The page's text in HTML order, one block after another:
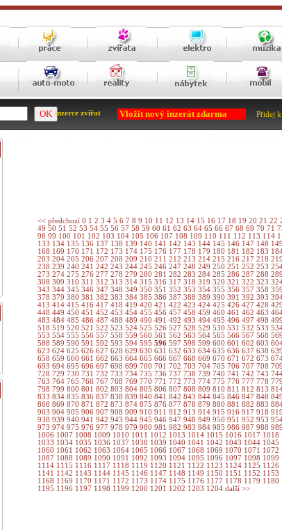
inzerce zvířat Vložit nový inzerát zdarma Přidej
<< předchozí 0 1 2 3 4 5 6 7 8 9 10 11 12 13 14 15 16 17 18 19 20 21 22
49 50 51 52 53 54 55 56 57 58 59 60 61 62 63 64 65 66 67 68 69 70 71
98 99 100 101 102 103 104 105 106 107 108 109 110 111 112 113 114
133 134 135 136 137 138 139 140 141 142 143 144 145 146 147 148 149
168 169 170 171 172 173 174 175 176 177 178 179 180 181 182 183
203 204 205 206 207 208 209 210 211 212 213 214 215 216 217 218 219
238 239 240 241 242 243 244 245 246 247 248 249 250 251 252 253
273 274 275 276 277 278 279 280 281 282 283 284 285 286 287 288 289
308 309 310 311 312 313 314 315 316 317 318 319 320 321 322 323
343 344 345 346 347 348 349 350 351 352 353 354 355 356 357 358 359
378 379 380 381 382 383 384 385 386 387 388 389 390 391 392 393
413 414 415 416 417 418 419 420 421 422 423 424 425 426 427 428 429
448 449 450 451 452 453 454 455 456 457 458 459 460 461 462 463
483 484 485 486 487 488 489 490 491 492 493 494 495 496 497 498 499
518 519 520 521 522 523 524 525 526 527 528 529 530 531 532 533
553 554 555 556 557 558 559 560 561 562 563 564 565 566 567 568 569
588 589 590 591 592 593 594 595 596 597 598 599 600 601 602 603
623 624 625 626 627 628 629 630 631 632 633 634 635 636 637 638 639
658 659 660 661 662 663 664 665 666 667 668 669 670 671 672 673
693 694 695 696 697 698 699 700 701 702 703 704 705 706 707 708 709
728 729 730 731 732 733 734 735 736 737 738 739 740 741 742 743
763 764 765 766 767 768 769 770 771 772 773 774 775 776 777 778 779
798 799 800 801 802 803 804 805 806 807 808 809 810 811 812 813
833 834 835 836 837 838 839 840 841 842 843 844 845 846 847 848 849
868 869 870 871 872 873 874 875 876 877 878 879 880 881 882 883
903 904 905 906 907 908 909 910 911 912 913 914 915 916 917 918 919
938 939 940 941 942 943 944 945 946 947 948 949 950 951 952 953
973 974 975 976 977 978 979 980 981 982 983 984 985 986 987 988 989
1006 1007 1008 1009 1010 1011 1012 1013 1014 1015 1016 1017 1018
1033 1034 1035 1036 1037 1038 1039 1040 1041 1042 1043 1044 1045
1060 1061 1062 1063 1064 1065 1066 1067 1068 1069 1070 1071 1072
1087 1088 1089 1090 1091 1092 1093 1094 1095 1096 1097 1098 1099
1114 1115 1116 1117 1118 1119 1120 1121 1122 1123 1124 1125 1126
1141 1142 1143 1144 1145 1146 1147 1148 1149 1150 1151 1152 1153
1168 1169 1170 1171 1172 1173 1174 1175 1176 1177 1178 1179 1180
1195 1196 1197 1198 1199 1200 1201 1202 1203 1204 další >>